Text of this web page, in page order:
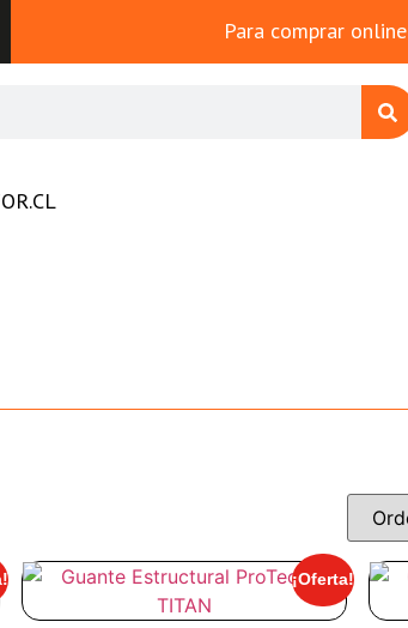
Para comprar online
¡Oferta!